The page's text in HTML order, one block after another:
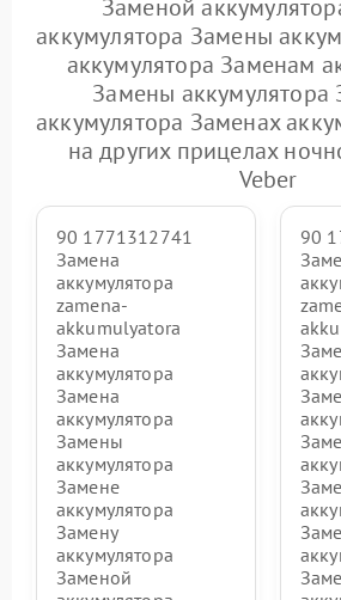
Заменой
аккумулятора Замены
аккумулятора Заменам
Замены аккумулятора
аккумулятора Заменах
на других прицелах
Veber
90 1771312741
Замена
аккумулятора
zamena-
akkumulyatora
Замена
аккумулятора
Замена
аккумулятора
Замены
аккумулятора
Замене
аккумулятора
Замену
аккумулятора
Заменой
90